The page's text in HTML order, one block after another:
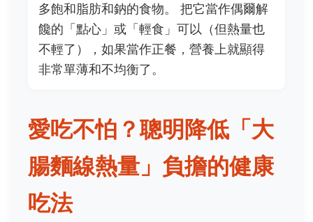
多飽和脂肪和鈉的食物。 把它當作偶爾解
饞的「點心」或「輕食」可以（但熱量也
不輕了），如果當作正餐，營養上就顯得
非常單薄和不均衡了。
愛吃不怕？聰明降低「大
腸麵線熱量」負擔的健康
吃法